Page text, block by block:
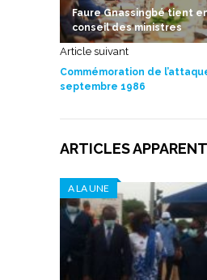
Faure Gnassingbé tient
conseil des ministres
Article suivant
Commémoration de
septembre 1986
ARTICLES
A LA UNE